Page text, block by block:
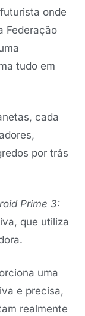
onde
Federação
tudo em
cada
por trás
Prime 3:
que utiliza
uma
e precisa,
realmente